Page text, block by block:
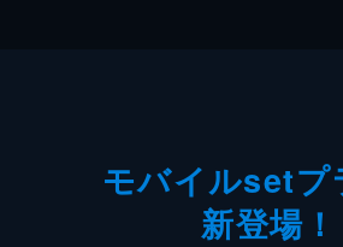
モバイルsetプ
新登場！